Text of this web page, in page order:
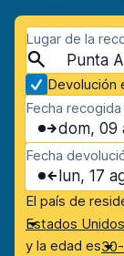
Lugar de la
Punta
Devolución
Fecha recogida
dom, 09
Fecha
lun, 17
El país de
Estados
y la edad es